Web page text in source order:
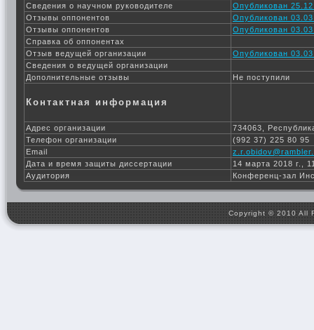
Сведения о научном руководителе
Опубликован
Отзывы оппонентов
Опубликован
Отзывы оппонентов
Опубликован
Справка об оппонентах
Отзыв ведущей организации
Опубликован
Сведения о ведущей организации
Дополнительные отзывы
Не поступили
Контактная информация
Адрес организации
734063,
Телефон организации
(992 37) 225 80 95
Email
Дата и время защиты диссертации
14 марта 2018 г.,
Аудитория
Конференц-зал
Copyright © 2010 All